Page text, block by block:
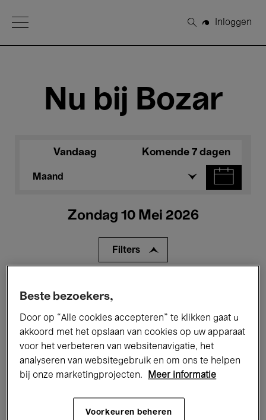
Open Menu
Zoeken
Inloggen
Nu bij Bozar
Vandaag Komende 7 dagen
Maand
Zondag 10 Mei 2026
Filters
Tentoonstellingen Films
Performances Lezingen & Debatten
Jazz Klassieke Muziek Global Music
Elektronische Muziek
Beste bezoekers,
Door op “Alle cookies accepteren” te klikken gaat u
akkoord met het opslaan van cookies op uw apparaat
voor het verbeteren van websitenavigatie, het
analyseren van websitegebruik en om ons te helpen
bij onze marketingprojecten.
Meer informatie
Voorkeuren beheren